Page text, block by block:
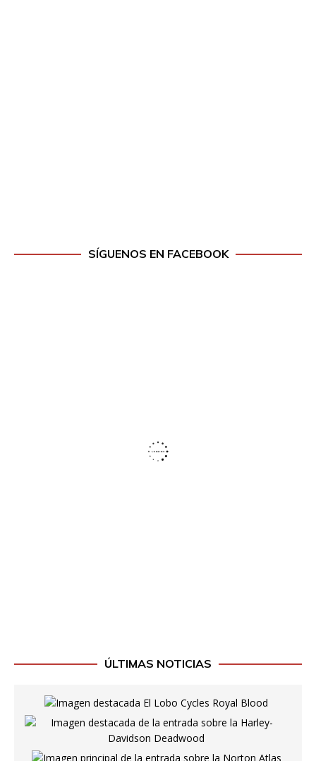
SÍGUENOS EN FACEBOOK
ÚLTIMAS NOTICIAS